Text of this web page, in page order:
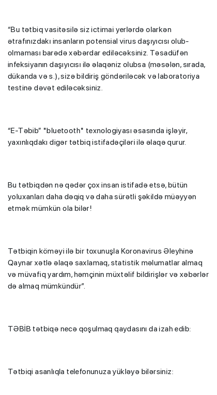
“Bu tətbiq vasitəsilə siz ictimai yerlərdə olarkən
ətrafınızdakı insanların potensial virus daşıyıcısı olub-
olmaması barədə xəbərdar ediləcəksiniz. Təsadüfən
infeksiyanın daşıyıcısı ilə əlaqəniz olubsa (məsələn, sırada,
dükanda və s.), sizə bildiriş göndəriləcək və laboratoriya
testinə dəvət ediləcəksiniz.
“E-Təbib” "bluetooth" texnologiyası əsasında işləyir,
yaxınlıqdakı digər tətbiq istifadəçiləri ilə əlaqə qurur.
Bu tətbiqdən nə qədər çox insan istifadə etsə, bütün
yoluxanları daha dəqiq və daha sürətli şəkildə müəyyən
etmək mümkün ola bilər!
Tətbiqin köməyi ilə bir toxunuşla Koronavirus Əleyhinə
Qaynar xətlə əlaqə saxlamaq, statistik məlumatlar almaq
və müvafiq yardım, həmçinin müxtəlif bildirişlər və xəbərlər
də almaq mümkündür”.
TƏBİB tətbiqə necə qoşulmaq qaydasını da izah edib:
Tətbiqi asanlıqla telefonunuza yükləyə bilərsiniz: